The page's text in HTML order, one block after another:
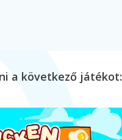
a következő játékot: